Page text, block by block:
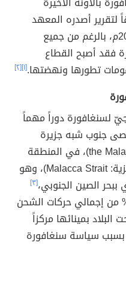
لتقرير أصدره المعهد
الدوليّ للتطوير الإداري لعام 2019م، بالرغم من جميع
فقد أصبح القطاع
تطورها ونهضتها.[١] [٢]
لسنغافورة دوراً مهماً
جنوب شبه جزيرة
الملايو (بالإنجليزية: the Malay Peninsula)، في المنطقة
المُطلة على مضيق ملقا (بالإنجليزية: Malacca Strait)، وهو
الصين الجنوبي،[٣]
سنغافورة على نحو 40% من إجمالي حركات الشحن
بمينائها مركزاً
بسبب سياسة سنغافورة